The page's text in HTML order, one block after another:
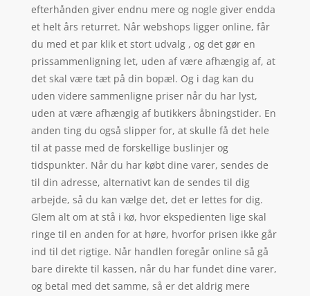
efterhånden giver endnu mere og nogle giver endda
et helt års returret. Når webshops ligger online, får
du med et par klik et stort udvalg , og det gør en
prissammenligning let, uden af være afhængig af, at
det skal være tæt på din bopæl. Og i dag kan du
uden videre sammenligne priser når du har lyst,
uden at være afhængig af butikkers åbningstider. En
anden ting du også slipper for, at skulle få det hele
til at passe med de forskellige buslinjer og
tidspunkter. Når du har købt dine varer, sendes de
til din adresse, alternativt kan de sendes til dig
arbejde, så du kan vælge det, det er lettes for dig.
Glem alt om at stå i kø, hvor ekspedienten lige skal
ringe til en anden for at høre, hvorfor prisen ikke går
ind til det rigtige. Når handlen foregår online så gå
bare direkte til kassen, når du har fundet dine varer,
og betal med det samme, så er det aldrig mere